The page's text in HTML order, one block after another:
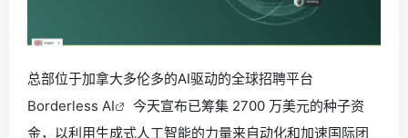
总部位于加拿大多伦多的AI驱动的全球招聘平台
Borderless AI
今天宣布已筹集 2700 万美元的种子资
金，以利用生成式人工智能的力量来自动化和加速国际团